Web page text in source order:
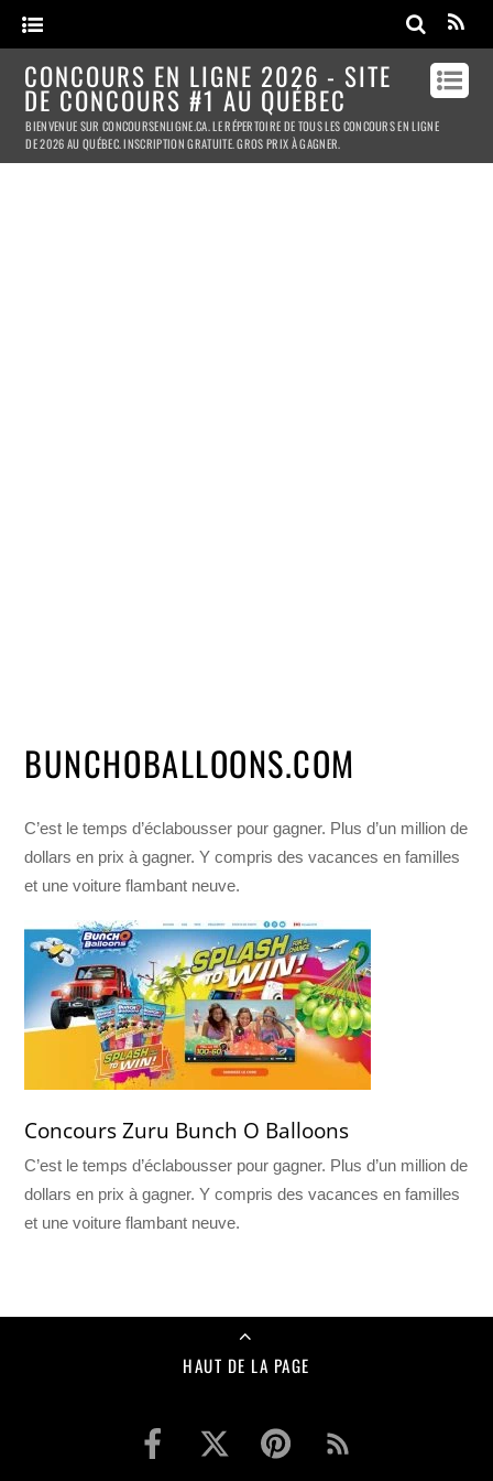
CONCOURS EN LIGNE 2026 - SITE
DE CONCOURS #1 AU QUÉBEC
BIENVENUE SUR CONCOURSENLIGNE.CA. LE RÉPERTOIRE DE TOUS LES CONCOURS EN LIGNE
DE 2026 AU QUÉBEC. INSCRIPTION GRATUITE. GROS PRIX À GAGNER.
BUNCHOBALLOONS.COM
C’est le temps d’éclabousser pour gagner. Plus d’un million de
dollars en prix à gagner. Y compris des vacances en familles
et une voiture flambant neuve.
Concours Zuru Bunch O Balloons
C’est le temps d’éclabousser pour gagner. Plus d’un million de
dollars en prix à gagner. Y compris des vacances en familles
et une voiture flambant neuve.
HAUT DE LA PAGE